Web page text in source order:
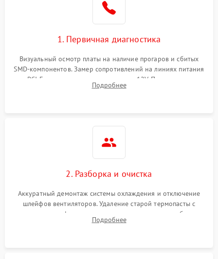
Механические повреждения
1. Первичная диагностика
Визуальный осмотр платы на наличие прогаров и сбитых
SMD-компонентов. Замер сопротивлений на линиях питания
PCI-E и дополнительных разъемах 12V. Проверка на
короткое замыкание основных дросселей питания GPU и
Подробнее
2. Разборка и очистка
Аккуратный демонтаж системы охлаждения и отключение
шлейфов вентиляторов. Удаление старой термопасты с
кристалла графического чипа и термопрокладок с банок
памяти и зоны VRM. Очистка платы от пыли и окислов.
Подробнее